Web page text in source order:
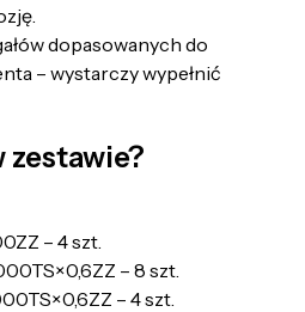
dopasowanych do
– wystarczy wypełnić
zestawie?
– 4 szt.
– 8 szt.
– 4 szt.